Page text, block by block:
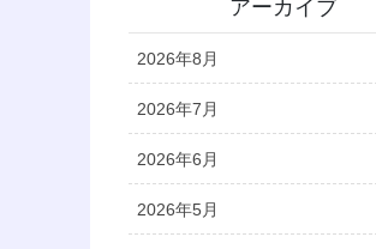
アーカイブ
2026年8月
2026年7月
2026年6月
2026年5月